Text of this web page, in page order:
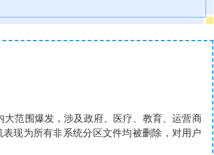
范围爆发，涉及政府、医疗、教育、运营商
现为所有非系统分区文件均被删除，对用户